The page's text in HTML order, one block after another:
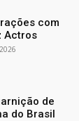
com
Actros
de
do Brasil